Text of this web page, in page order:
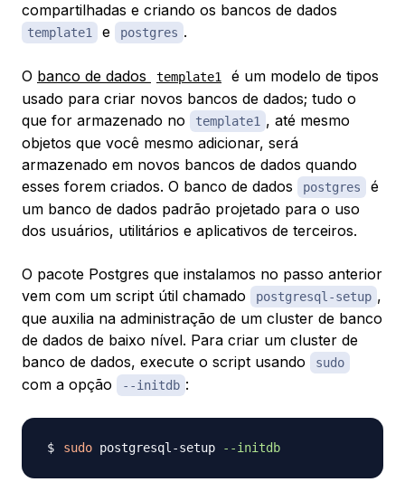
compartilhadas e criando os bancos de dados
template1 e postgres .
O banco de dados template1
é um modelo de tipos
usado para criar novos bancos de dados; tudo o
que for armazenado no
template1 , até mesmo
objetos que você mesmo adicionar, será
armazenado em novos bancos de dados quando
esses forem criados. O banco de dados
postgres
é
um banco de dados padrão projetado para o uso
dos usuários, utilitários e aplicativos de terceiros.
O pacote Postgres que instalamos no passo anterior
vem com um script útil chamado
postgresql-setup ,
que auxilia na administração de um cluster de banco
de dados de baixo nível. Para criar um cluster de
banco de dados, execute o script usando
sudo
com a opção --initdb :
sudo postgresql-setup --initdb